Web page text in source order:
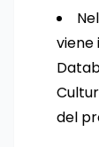
viene
del